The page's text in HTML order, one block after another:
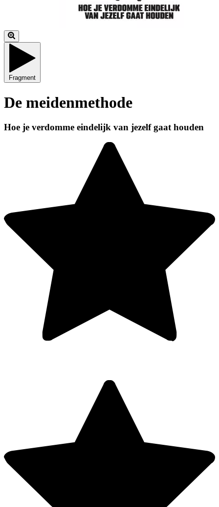
Fragment
De meidenmethode
Hoe je verdomme eindelijk van jezelf gaat houden